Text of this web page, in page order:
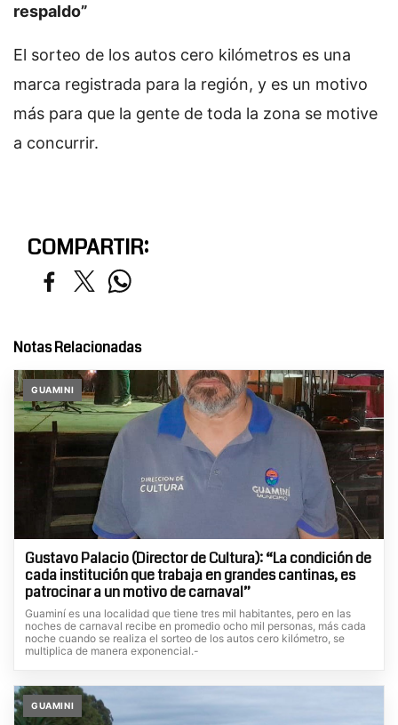
respaldo”
El sorteo de los autos cero kilómetros es una
marca registrada para la región, y es un motivo
más para que la gente de toda la zona se motive
a concurrir.
COMPARTIR:
Notas Relacionadas
GUAMINI
Gustavo Palacio (Director de Cultura): “La condición de
cada institución que trabaja en grandes cantinas, es
patrocinar a un motivo de carnaval”
Guaminí es una localidad que tiene tres mil habitantes, pero en las
noches de carnaval recibe en promedio ocho mil personas, más cada
noche cuando se realiza el sorteo de los autos cero kilómetro, se
multiplica de manera exponencial.-
GUAMINI